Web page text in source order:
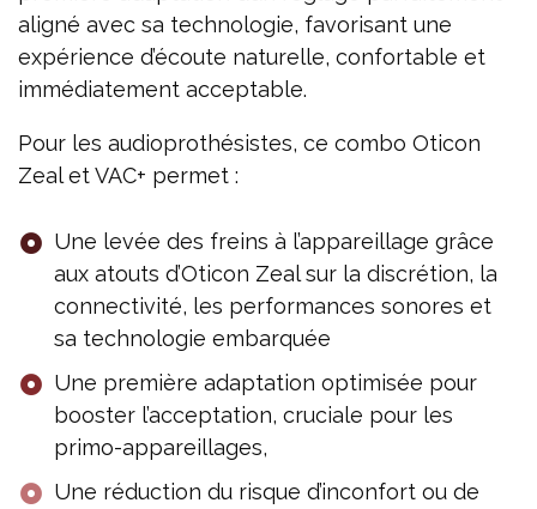
aligné avec sa technologie, favorisant une
expérience d’écoute naturelle, confortable et
immédiatement acceptable.
Pour les audioprothésistes, ce combo Oticon
Zeal et VAC+ permet :
Une levée des freins à l’appareillage grâce
aux atouts d’Oticon Zeal sur la discrétion, la
connectivité, les performances sonores et
sa technologie embarquée
Une première adaptation optimisée pour
booster l’acceptation, cruciale pour les
primo-appareillages,
Une réduction du risque d’inconfort ou de